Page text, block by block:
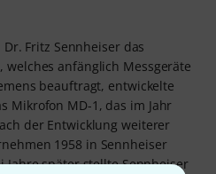
Fritz Sennheiser das
welches anfänglich Messgeräte
beauftragt, entwickelte
Mikrofon MD-1, das im Jahr
der Entwicklung weiterer
1958 in Sennheiser
später stellte Sennheiser